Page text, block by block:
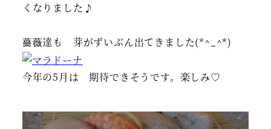
くなりました♪
薔薇達も 芽がずいぶん出てきました(*^_^*)
今年の5月は 期待できそうです。楽しみ♡